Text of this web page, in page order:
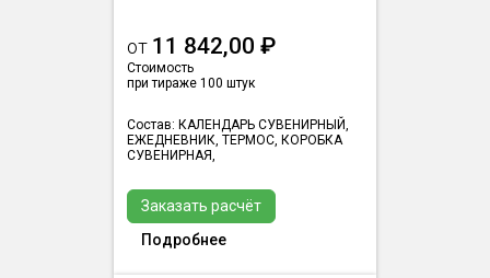
от 11 842,00 ₽
Стоимость
при тираже 100 штук
Состав: КАЛЕНДАРЬ СУВЕНИРНЫЙ,
ЕЖЕДНЕВНИК, ТЕРМОС, КОРОБКА
СУВЕНИРНАЯ,
Заказать расчёт
Подробнее